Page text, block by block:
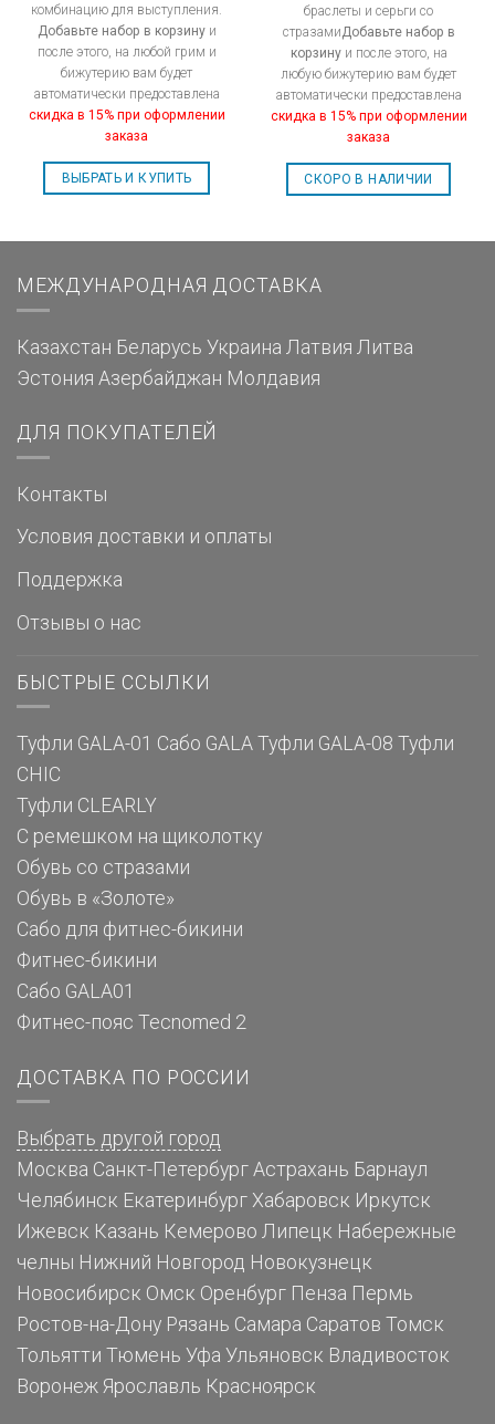
комбинацию для выступления.
Добавьте набор в корзинуи
после этого, на любой грим и
бижутерию вам будет
автоматически предоставлена
скидка в 15% при оформлении
заказа
ВЫБРАТЬ И КУПИТЬ
браслеты и серьги со
стразамиДобавьте набор в
корзинуи после этого, на
любую бижутерию вам будет
автоматически предоставлена
скидка в 15% при оформлении
заказа
СКОРО В НАЛИЧИИ
МЕЖДУНАРОДНАЯ ДОСТАВКА
Казахстан Беларусь Украина Латвия Литва
Эстония Азербайджан Молдавия
ДЛЯ ПОКУПАТЕЛЕЙ
Контакты
Условия доставки и оплаты
Поддержка
Отзывы о нас
БЫСТРЫЕ ССЫЛКИ
Туфли GALA-01 Сабо GALA Туфли GALA-08 Туфли
CHIC
Туфли CLEARLY
С ремешком на щиколотку
Обувь со стразами
Обувь в «Золоте»
Сабо для фитнес-бикини
Фитнес-бикини
Сабо GALA01
Фитнес-пояс Tecnomed 2
ДОСТАВКА ПО РОССИИ
Выбрать другой город
Москва Санкт-Петербург Астрахань Барнаул
Челябинск Екатеринбург Хабаровск Иркутск
Ижевск Казань Кемерово Липецк Набережные
челны Нижний Новгород Новокузнецк
Новосибирск Омск Оренбург Пенза Пермь
Ростов-на-Дону Рязань Самара Саратов Томск
Тольятти Тюмень Уфа Ульяновск Владивосток
Воронеж Ярославль Красноярск